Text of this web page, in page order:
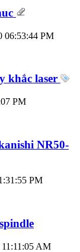
06:53:44 PM
khắc laser
PM
NR50-
PM
11:11:05 AM